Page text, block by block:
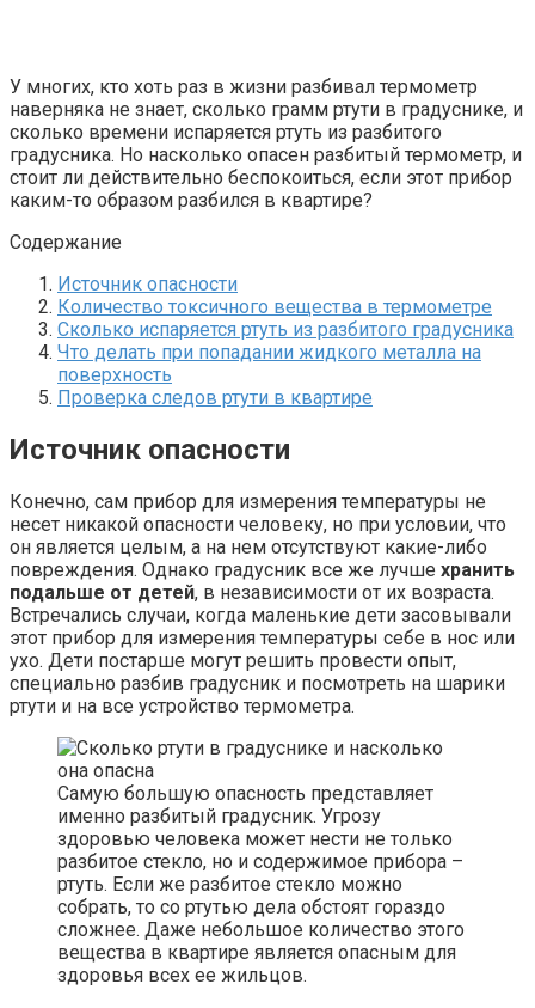
У многих, кто хоть раз в жизни разбивал термометр
наверняка не знает, сколько грамм ртути в градуснике, и
сколько времени испаряется ртуть из разбитого
градусника. Но насколько опасен разбитый термометр, и
стоит ли действительно беспокоиться, если этот прибор
каким-то образом разбился в квартире?
Содержание
Источник опасности
Количество токсичного вещества в термометре
Сколько испаряется ртуть из разбитого градусника
Что делать при попадании жидкого металла на
поверхность
Проверка следов ртути в квартире
Источник опасности
Конечно, сам прибор для измерения температуры не
несет никакой опасности человеку, но при условии, что
он является целым, а на нем отсутствуют какие-либо
повреждения. Однако градусник все же лучше хранить
подальше от детей, в независимости от их возраста.
Встречались случаи, когда маленькие дети засовывали
этот прибор для измерения температуры себе в нос или
ухо. Дети постарше могут решить провести опыт,
специально разбив градусник и посмотреть на шарики
ртути и на все устройство термометра.
Самую большую опасность представляет
именно разбитый градусник. Угрозу
здоровью человека может нести не только
разбитое стекло, но и содержимое прибора –
ртуть. Если же разбитое стекло можно
собрать, то со ртутью дела обстоят гораздо
сложнее. Даже небольшое количество этого
вещества в квартире является опасным для
здоровья всех ее жильцов.